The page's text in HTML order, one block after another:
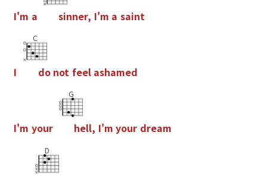
I'm a sinner, I'm a saint
I
C
do not feel ashamed
I'm your
G
hell, I'm your dream
D